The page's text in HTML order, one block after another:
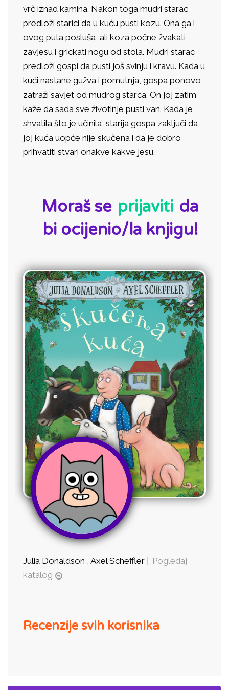
vrč iznad kamina. Nakon toga mudri starac
predloži starici da u kuću pusti kozu. Ona ga i
ovog puta posluša, ali koza počne žvakati
zavjesu i grickati nogu od stola. Mudri starac
predloži gospi da pusti još svinju i kravu. Kada u
kući nastane gužva i pomutnja, gospa ponovo
zatraži savjet od mudrog starca. On joj zatim
kaže da sada sve životinje pusti van. Kada je
shvatila što je učinila, starija gospa zaključi da
joj kuća uopće nije skučena i da je dobro
prihvatiti stvari onakve kakve jesu.
Moraš se prijaviti da
bi ocijenio/la knjigu!
Julia Donaldson , Axel Scheffler | Pogledaj
katalog
Recenzije svih korisnika